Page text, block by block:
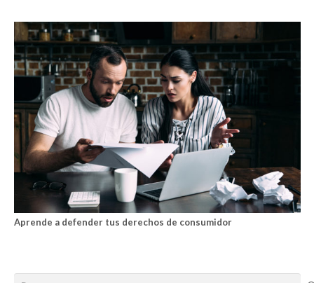
Aprende a defender tus derechos de consumidor